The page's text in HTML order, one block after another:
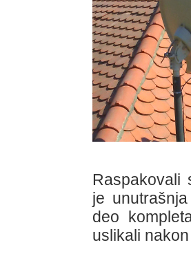
Raspakovali
je
deo
uslikali